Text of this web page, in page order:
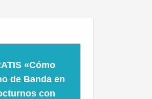
«Cómo
de Banda en
con